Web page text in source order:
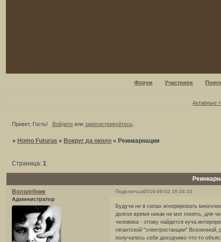
Форум Участники
Активные
Привет, Гость! Войдитеили зарегистрируйтесь.
» Homo Futurus » Вокруг да около » Реинкарнации
Страница:1
Поделиться2016-06-02 16:34:10
Волшебник
Администратор
Будучи не в силах игнорировать
долгое время никак не мог понять, для
человека - этому найдется куча
гигантской "электростанции"
получалось себе доходчиво что-то